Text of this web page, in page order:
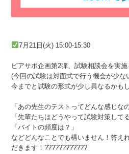
7月21日(火) 15:00-15:30
ピアサポ企画第2弾、試験相談会を実施
(今回の試験は対面式で行う機会が少な
今までと試験の形式が少し異なるかも
「あの先生のテストってどんな感じな
「先輩たちはどうやって試験対策して
「バイトの頻度は？」
などどんなことでも構いません！答え
だきます！????????????